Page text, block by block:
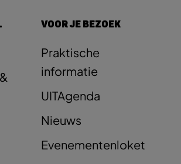
VOOR JE BEZOEK
Praktische
informatie
UITAgenda
Nieuws
Evenementenloket